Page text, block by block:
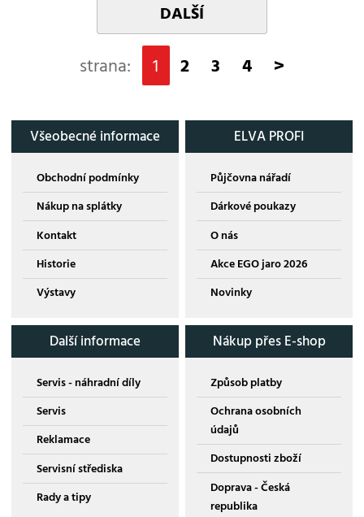
DALŠÍ
strana: 1 2 3 4 >
Všeobecné informace
Obchodní podmínky
Nákup na splátky
Kontakt
Historie
Výstavy
ELVA PROFI
Půjčovna nářadí
Dárkové poukazy
O nás
Akce EGO jaro 2026
Novinky
Další informace
Servis - náhradní díly
Servis
Reklamace
Servisní střediska
Rady a tipy
Nákup přes E-shop
Způsob platby
Ochrana osobních
údajů
Dostupnosti zboží
Doprava - Česká
republika